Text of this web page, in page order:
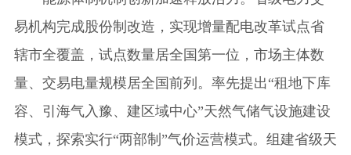
易机构完成股份制改造，实现增量配电改革试点省
辖市全覆盖，试点数量居全国第一位，市场主体数
量、交易电量规模居全国前列。率先提出“租地下库
容、引海气入豫、建区域中心”天然气储气设施建设
模式，探索实行“两部制”气价运营模式。组建省级天